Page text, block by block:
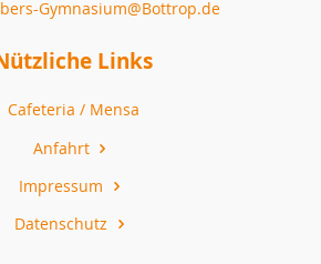
Gymnasium@Bottrop.de
Links
Cafeteria / Mensa
Anfahrt
Impressum
Datenschutz